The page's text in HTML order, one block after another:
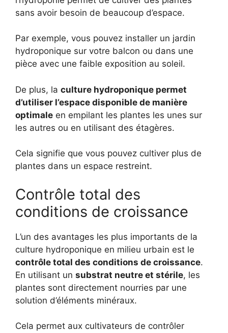
sans avoir besoin de beaucoup d’espace.
Par exemple, vous pouvez installer un jardin
hydroponique sur votre balcon ou dans une
pièce avec une faible exposition au soleil.
De plus, la culture hydroponique permet
d’utiliser l’espace disponible de manière
optimale en empilant les plantes les unes sur
les autres ou en utilisant des étagères.
Cela signifie que vous pouvez cultiver plus de
plantes dans un espace restreint.
Contrôle total des
conditions de croissance
L’un des avantages les plus importants de la
culture hydroponique en milieu urbain est le
contrôle total des conditions de croissance.
En utilisant un substrat neutre et stérile, les
plantes sont directement nourries par une
solution d’éléments minéraux.
Cela permet aux cultivateurs de contrôler